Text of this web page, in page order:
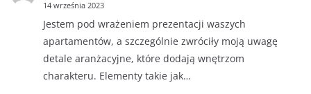
14 września 2023
Jestem pod wrażeniem prezentacji waszych
apartamentów, a szczególnie zwróciły moją uwagę
detale aranżacyjne, które dodają wnętrzom
charakteru. Elementy takie jak…